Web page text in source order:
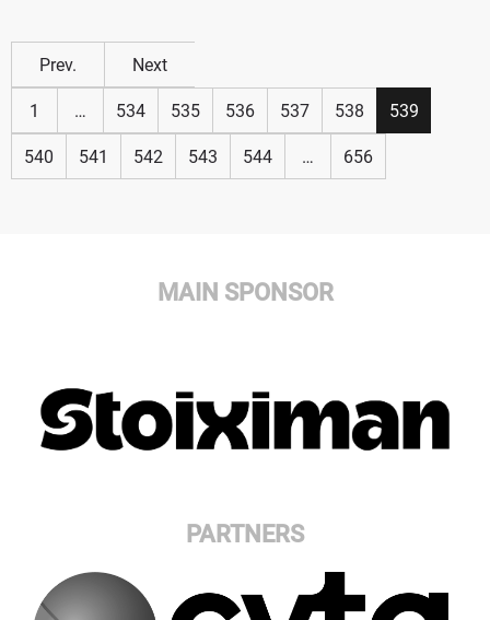
Prev. Next
1 … 534 535 536 537 538 539
540 541 542 543 544 … 656
MAIN SPONSOR
PARTNERS